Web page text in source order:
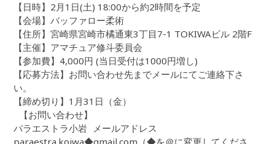
【日時】2月1日(土) 18:00から約2時間を予定
【会場】バッファロー柔術
【住所】宮崎県宮崎市橘通東3丁目7-1 TOKIWAビル 2階F
【主催】アマチュア修斗委員会
【参加費】4,000円 (当日受付は1000円増し)
【応募方法】お問い合わせ先までメールにてご連絡下さ
い。
【締め切り】1月31日（金）
【お問い合わせ】
パラエストラ小岩 メールアドレス